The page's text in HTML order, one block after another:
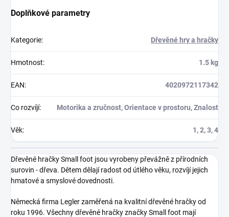
Doplňkové parametry
Kategorie: Dřevěné hry a hračky
Hmotnost: 1.5 kg
EAN: 4020972117342
Co rozvíjí: Motorika a zručnost, Orientace v prostoru, Znalost
Věk: 1, 2, 3, 4
Dřevěné hračky Small foot jsou vyrobeny převážně z přírodních
surovin - dřeva. Dětem dělají radost od útlého věku, rozvíjí jejich
hmatové a smyslové dovednosti.
Německá firma Legler zaměřená na kvalitní dřevěné hračky od
roku 1996. Všechny dřevěné hračky značky Small foot mají